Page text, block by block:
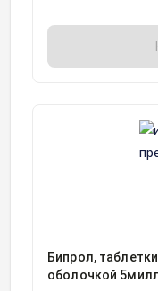
Бипрол,
оболочкой